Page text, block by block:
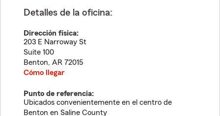
Detalles de la oficina:
Dirección física:
203 E Narroway St
Suite 100
Benton, AR 72015
Cómo llegar
Punto de referencia:
Ubicados convenientemente en el centro de
Benton en Saline County